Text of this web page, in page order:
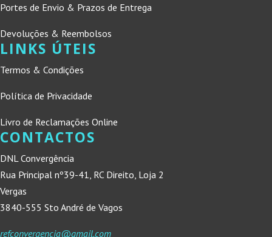
Portes de Envio & Prazos de Entrega
Devoluções & Reembolsos
LINKS ÚTEIS
Termos & Condições
Política de Privacidade
Livro de Reclamações Online
CONTACTOS
DNL Convergência
Rua Principal nº39-41, RC Direito, Loja 2
Vergas
3840-555 Sto André de Vagos
refconvergencia@gmail.com